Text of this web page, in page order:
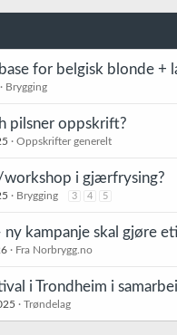
for belgisk blonde +
Brygging
pilsner oppskrift?
Oppskrifter generelt
workshop i gjærfrysing?
Brygging 3 4 5
ny kampanje skal gjøre
Fra Norbrygg.no
i Trondheim i
Trøndelag